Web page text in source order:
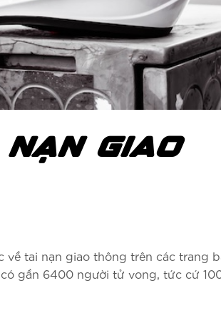
NẠN GIAO
tai nạn giao thông trên các trang
gần 6400 người tử vong, tức cứ